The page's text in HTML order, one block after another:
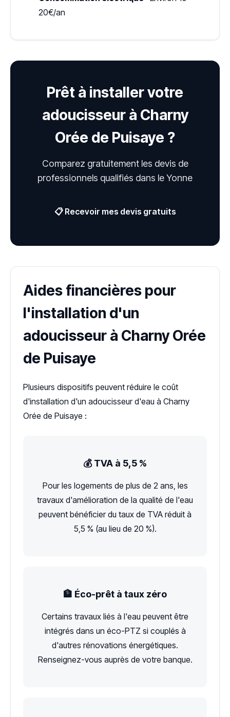
20€/an
Prêt à installer votre
adoucisseur à Charny
Orée de Puisaye ?
Comparez gratuitement les devis de
professionnels qualifiés dans le Yonne
📋 Recevoir mes devis gratuits
Aides financières pour
l'installation d'un
adoucisseur à Charny Orée
de Puisaye
Plusieurs dispositifs peuvent réduire le coût
d'installation d'un adoucisseur d'eau à Charny
Orée de Puisaye :
💰 TVA à 5,5 %
Pour les logements de plus de 2 ans, les
travaux d'amélioration de la qualité de l'eau
peuvent bénéficier du taux de TVA réduit à
5,5 % (au lieu de 20 %).
🏦 Éco-prêt à taux zéro
Certains travaux liés à l'eau peuvent être
intégrés dans un éco-PTZ si couplés à
d'autres rénovations énergétiques.
Renseignez-vous auprès de votre banque.